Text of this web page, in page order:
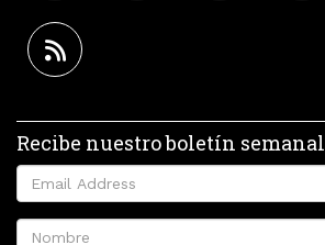
Recibe nuestro boletín semanal